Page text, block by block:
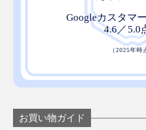
お買い物ガイド